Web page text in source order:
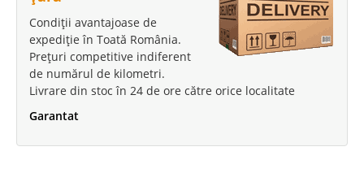
Condiții avantajoase de
expediție în Toată România.
Prețuri competitive indiferent
de numărul de kilometri.
Livrare din stoc în 24 de ore către orice localitate
Garantat